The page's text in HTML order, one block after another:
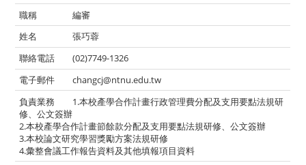
編審
張巧蓉
(02)7749-1326
changcj@ntnu.edu.tw
1.本校產學合作計畫行政管理費分配及支用要點法規研
修、公文簽辦
2.本校產學合作計畫節餘款分配及支用要點法規研修、公文簽辦
3.本校論文研究學習獎勵方案法規研修
4.彙整會議工作報告資料及其他填報項目資料